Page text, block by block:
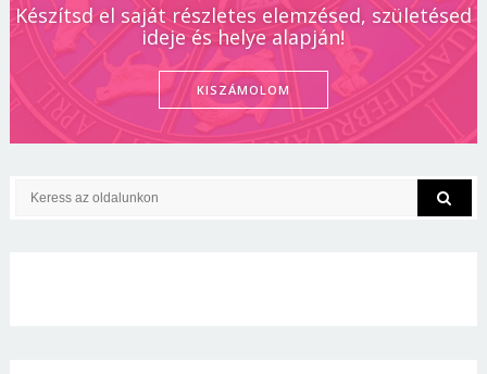
Készítsd el saját részletes elemzésed, születésed
ideje és helye alapján!
KISZÁMOLOM